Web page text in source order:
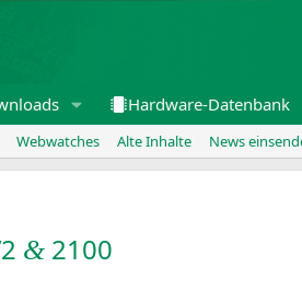
Hardware-Datenbank
Webwatches Alte Inhalte News
& 2100